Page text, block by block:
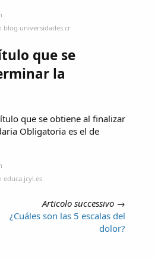
blog.universidades.cr
que se
la
que se obtiene al finalizar
Obligatoria es el de
educa.jcyl.es
Articolo successivo →
¿Cuáles son las 5 escalas del
dolor?